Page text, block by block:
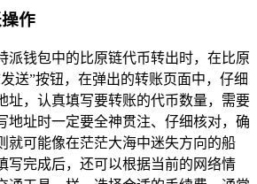
作
派钱包中的比原链代币转出时，在比原
送”按钮，在弹出的转账页面中，仔细
址，认真填写要转账的代币数量，需要
地址时一定要全神贯注、仔细核对，确
就可能像在茫茫大海中迷失方向的船
写完成后，还可以根据当前的网络情